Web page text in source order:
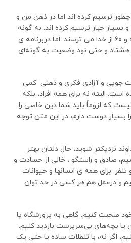
ترسیم کرده اند اما در ذهن من و
بسیار جبار ترسیم کرده اند. به گونه
ای که اکثر بچه های دهه ۵۰ و ۶۰ از خدا می ترسند. اما دربرنامه ی
و حتی نود وضعیت به گونه‌ای
جویی و آزادی فکری و ذهنی کمی
است. البته نه برای همه افراد، بلکه
که لزوماً باید شما دین خاصی را
بسیار دوست دارم، در این متن توجه
نزدیکتر شوید، حال دلتان بهتر
صادق و راستگو ، خالی از حسادت و
برای همه ی انسانها و حیوانات
و درعمل هم هر کسی در حد توان
صحبت کنیم. گاهی به پرورشگاه یا
یا بچه‌های بی‌سرپرست بازدید کنیم.
اگر نه، با تنقلات ساده یا حتی یک